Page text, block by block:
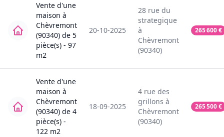
Vente d'une
maison à
Chèvremont
(90340) de 5
pièce(s) - 97
m2
20-10-2025
28 rue du
strategique
à
Chèvremont
(90340)
265 600€
Vente d'une
maison à
Chèvremont
(90340) de 4
pièce(s) -
122 m2
18-09-2025
4 rue des
grillons à
Chèvremont
(90340)
265 500€